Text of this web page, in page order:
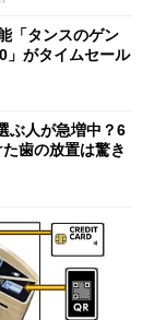
「タンスのゲン
」がタイムセール
ぶ人が急増中？6
歯の放置は驚き